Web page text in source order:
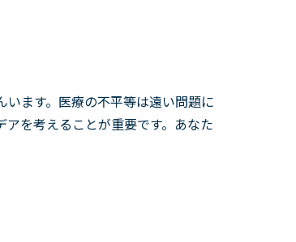
ます。医療の不平等は遠い問題に
を考えることが重要です。あなた